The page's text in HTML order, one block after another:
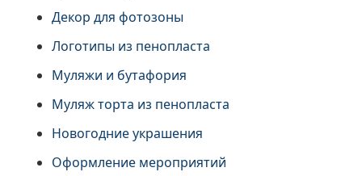
Декор для фотозоны
Логотипы из пенопласта
Муляжи и бутафория
Муляж торта из пенопласта
Новогодние украшения
Оформление мероприятий